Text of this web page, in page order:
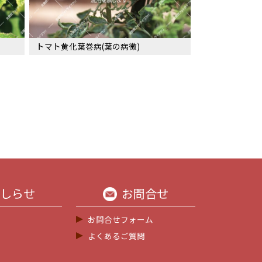
トマト黄化葉巻病(葉の病徴)
らせ お問合せ
お問合せフォーム
よくあるご質問